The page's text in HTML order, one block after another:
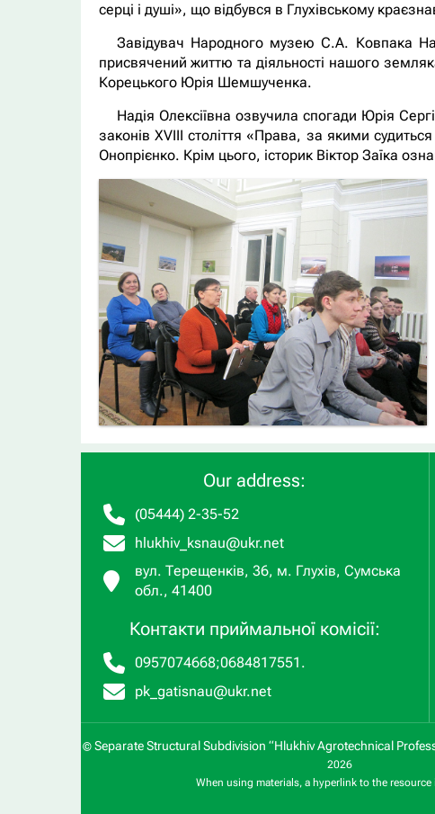
серці і душі», що відбувся в Глухівському
Завідувач Народного музею С.А. Ковпака
присвячений життю та діяльності нашого
Корецького Юрія Шемшученка.
Надія Олексіївна озвучила спогади Юрія
законів XVIII століття «Права, за якими
Онопрієнко. Крім цього, історик Віктор Заїка
Our address:
(05444) 2-35-52
hlukhiv_ksnau@ukr.net
вул. Терещенків, 36, м. Глухів, Сумська
обл., 41400
Контакти приймальної комісії:
0957074668;0684817551 .
pk_gatisnau@ukr.net
© Separate Structural Subdivision “Hlukhiv Agrotechnical
2026
When using materials, a hyperlink to the resource